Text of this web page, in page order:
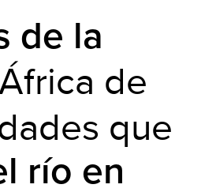
de la
de
que
río en